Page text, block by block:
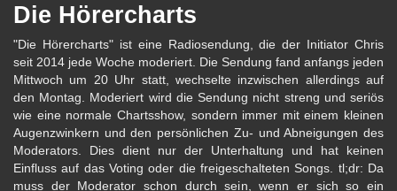
Die Hörercharts
"Die Hörercharts" ist eine Radiosendung, die der Initiator Chris
seit 2014 jede Woche moderiert. Die Sendung fand anfangs jeden
Mittwoch um 20 Uhr statt, wechselte inzwischen allerdings auf
den Montag. Moderiert wird die Sendung nicht streng und seriös
wie eine normale Chartsshow, sondern immer mit einem kleinen
Augenzwinkern und den persönlichen Zu- und Abneigungen des
Moderators. Dies dient nur der Unterhaltung und hat keinen
Einfluss auf das Voting oder die freigeschalteten Songs. tl;dr: Da
muss der Moderator schon durch sein, wenn er sich so ein